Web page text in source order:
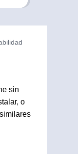
sin
o